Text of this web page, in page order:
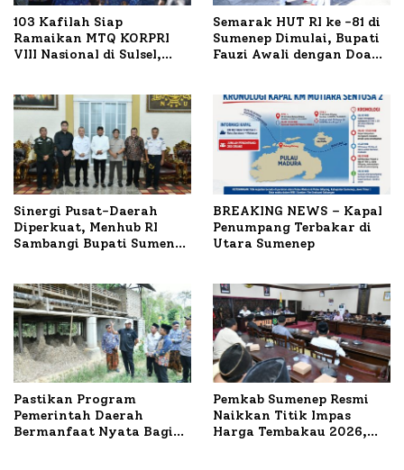
103 Kafilah Siap
Ramaikan MTQ KORPRI
VIII Nasional di Sulsel,
Semarak HUT RI ke -81 di
Sumenep Dimulai, Bupati
Fauzi Awali dengan Doa
Sinergi Pusat-Daerah
Diperkuat, Menhub RI
Sambangi Bupati Sumenep
BREAKING NEWS – Kapal
Penumpang Terbakar di
Utara Sumenep
Pastikan Program
Pemerintah Daerah
Bermanfaat Nyata Bagi
Pemkab Sumenep Resmi
Naikkan Titik Impas
Harga Tembakau 2026,